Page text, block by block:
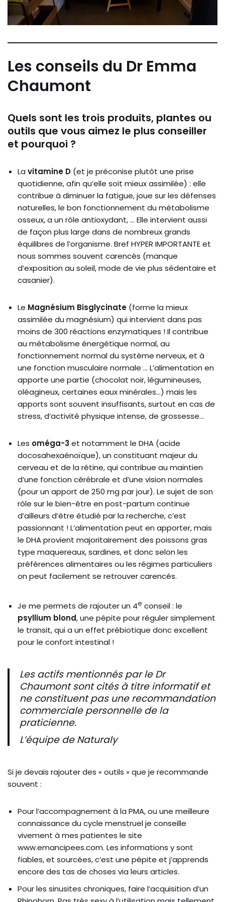
Les conseils du Dr Emma
Chaumont
Quels sont les trois produits, plantes ou
outils que vous aimez le plus conseiller
et pourquoi ?
La vitamine D (et je préconise plutôt une prise
quotidienne, afin qu’elle soit mieux assimilée) : elle
contribue à diminuer la fatigue, joue sur les défenses
naturelles, le bon fonctionnement du métabolisme
osseux, a un rôle antioxydant, … Elle intervient aussi
de façon plus large dans de nombreux grands
équilibres de l’organisme. Bref HYPER IMPORTANTE et
nous sommes souvent carencés (manque
d’exposition au soleil, mode de vie plus sédentaire et
casanier).
Le Magnésium Bisglycinate (forme la mieux
assimilée du magnésium) qui intervient dans pas
moins de 300 réactions enzymatiques ! Il contribue
au métabolisme énergétique normal, au
fonctionnement normal du système nerveux, et à
une fonction musculaire normale … L’alimentation en
apporte une partie (chocolat noir, légumineuses,
oléagineux, certaines eaux minérales…) mais les
apports sont souvent insuffisants, surtout en cas de
stress, d’activité physique intense, de grossesse…
Les oméga-3 et notamment le DHA (acide
docosahexaénoïque), un constituant majeur du
cerveau et de la rétine, qui contribue au maintien
d’une fonction cérébrale et d’une vision normales
(pour un apport de 250 mg par jour). Le sujet de son
rôle sur le bien-être en post-partum continue
d’ailleurs d’être étudié par la recherche, c’est
passionnant ! L’alimentation peut en apporter, mais
le DHA provient majoritairement des poissons gras
type maquereaux, sardines, et donc selon les
préférences alimentaires ou les régimes particuliers
on peut facilement se retrouver carencés.
Je me permets de rajouter un 4e conseil : le
psyllium blond, une pépite pour réguler simplement
le transit, qui a un effet prébiotique donc excellent
pour le confort intestinal !
Les actifs mentionnés par le Dr
Chaumont sont cités à titre informatif et
ne constituent pas une recommandation
commerciale personnelle de la
praticienne.
L’équipe de Naturaly
Si je devais rajouter des « outils » que je recommande
souvent :
Pour l’accompagnement à la PMA, ou une meilleure
connaissance du cycle menstruel je conseille
vivement à mes patientes le site
www.emancipees.com. Les informations y sont
fiables, et sourcées, c’est une pépite et j’apprends
encore des tas de choses via leurs articles.
Pour les sinusites chroniques, faire l’acquisition d’un